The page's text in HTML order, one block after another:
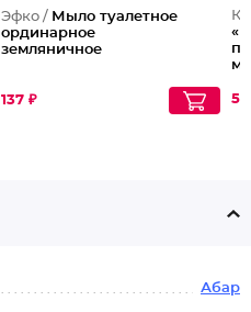
Эфко / Мыло туалетное
ординарное
земляничное
137 ₽
Абар